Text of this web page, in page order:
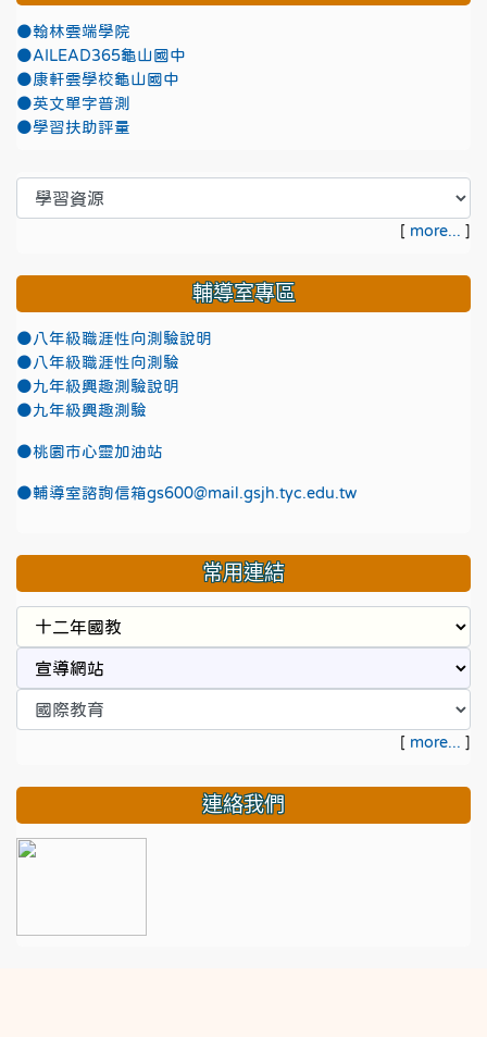
●翰林雲端學院
●AILEAD365龜山國中
●康軒雲學校龜山國中
●英文單字普測
●學習扶助評量
[ more... ]
輔導室專區
●八年級職涯性向測驗說明
●八年級職涯性向測驗
●九年級興趣測驗說明
●九年級興趣測驗
●桃園市心靈加油站
●輔導室諮詢信箱gs600@mail.gsjh.tyc.edu.tw
常用連結
[ more... ]
連絡我們